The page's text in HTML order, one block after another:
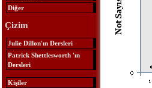
Diğer
Çizim
Julie Dillon'ın Dersleri
Patrick Shettlesworth 'ın
Dersleri
Kişiler